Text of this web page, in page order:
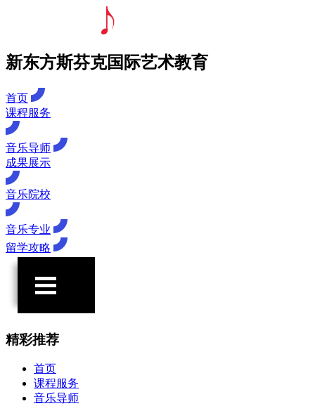
新东方斯芬克国际艺术教育
首页
课程服务
音乐导师
成果展示
音乐院校
音乐专业
留学攻略
精彩推荐
首页
课程服务
音乐导师